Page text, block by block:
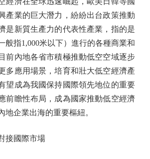
產業的巨大潛力，紛紛出台政策推動
是新質生產力的代表性產業，指的是
般指1,000米以下）進行的各種商業和
前內地各省市積極推動低空空域逐步
多應用場景，培育和壯大低空經濟產
望成為我國保持國際領先地位的重要
前瞻性布局，成為國家推動低空經濟
地企業出海的重要樞紐。
國際市場